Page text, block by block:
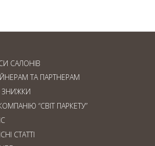
САЛОНІВ
ТА ПАРТНЕРАМ
ЗНИЖКИ
“СВІТ ПАРКЕТУ”
СТАТТІ